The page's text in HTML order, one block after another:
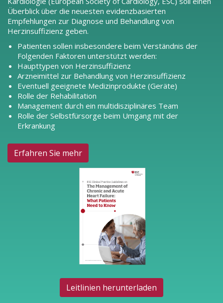
Überblick über die neuesten evidenzbasierten
Empfehlungen zur Diagnose und Behandlung von
Herzinsuffizienz geben.
Patienten sollen insbesondere beim Verständnis der
Folgenden Faktoren unterstützt werden:
Haupttypen von Herzinsuffizienz
Arzneimittel zur Behandlung von Herzinsuffizienz
Eventuell geeignete Medizinprodukte (Geräte)
Rolle der Rehabilitation
Management durch ein multidisziplinäres Team
Rolle der Selbstfürsorge beim Umgang mit der
Erkrankung
Erfahren Sie mehr
Leitlinien herunterladen